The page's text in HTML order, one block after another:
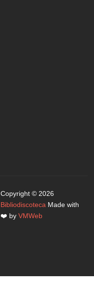
Copyright © 2026
Bibliodiscoteca Made with
❤️ byVMWeb